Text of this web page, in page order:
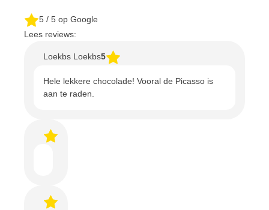
5 / 5 op Google
Lees reviews:
Loekbs Loekbs5
Hele lekkere chocolade! Vooral de Picasso is
aan te raden.